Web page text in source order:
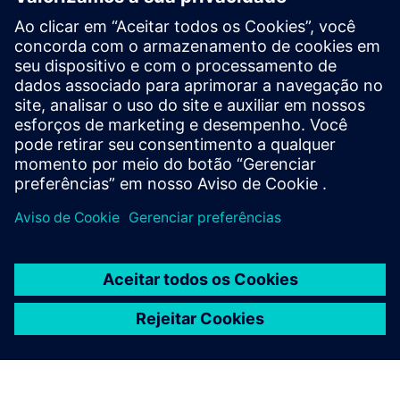
superfície, sólida e síncrona, bem como um conjunto
completo de ferramentas de programação CAM.
Experimente agora